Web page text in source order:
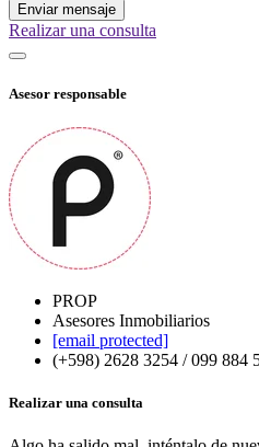
Enviar mensaje
Realizar una consulta
Asesor responsable
PROP
Asesores Inmobiliarios
[email protected]
(+598) 2628 3254 / 099 884
Realizar una consulta